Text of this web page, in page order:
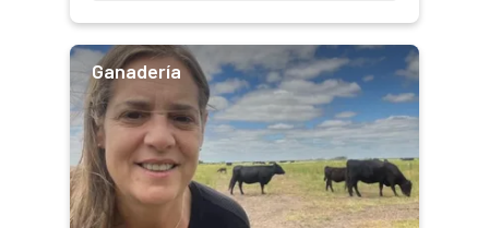
Ganadería